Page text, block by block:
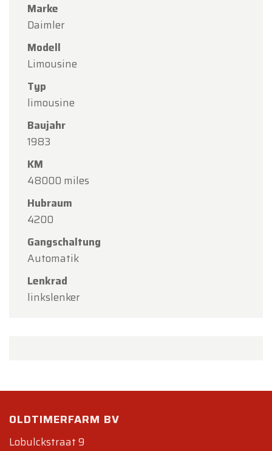
Marke
Daimler
Modell
Limousine
Typ
limousine
Baujahr
1983
KM
48000 miles
Hubraum
4200
Gangschaltung
Automatik
Lenkrad
linkslenker
OLDTIMERFARM BV
Lobulckstraat 9